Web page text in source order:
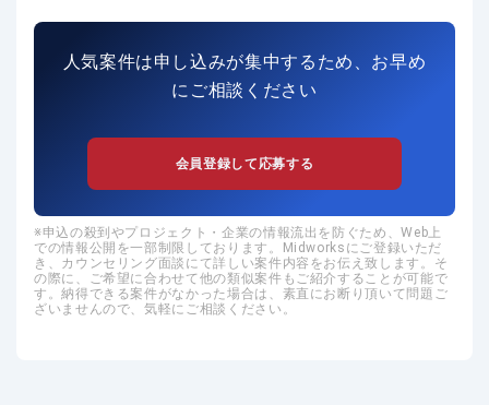
人気案件は申し込みが集中するため、お早め
にご相談ください
会員登録して応募する
申込の殺到やプロジェクト・企業の情報流出を防ぐため、Web上
での情報公開を一部制限しております。Midworksにご登録いただ
き、カウンセリング面談にて詳しい案件内容をお伝え致します。そ
の際に、ご希望に合わせて他の類似案件もご紹介することが可能で
す。納得できる案件がなかった場合は、素直にお断り頂いて問題ご
ざいませんので、気軽にご相談ください。